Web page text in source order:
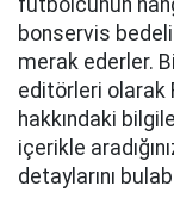
futbolcunun
bonservis
merak ederler.
editörleri olarak
hakkındaki
içerikle
detaylarını